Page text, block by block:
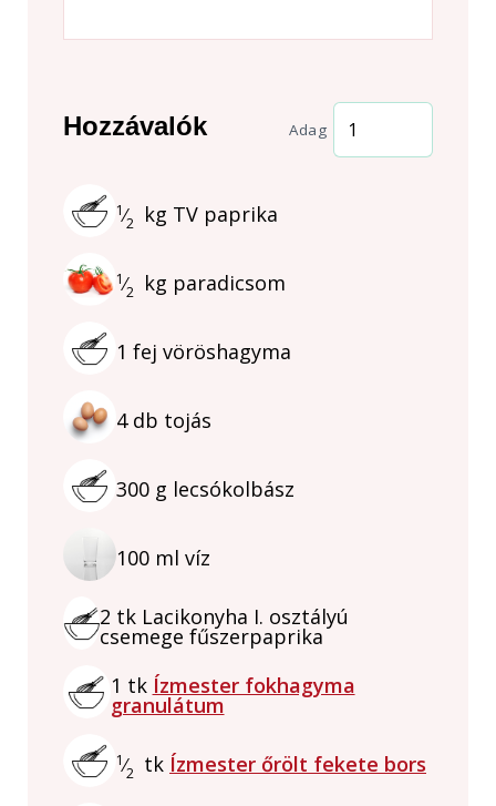
Hozzávalók Adag
1⁄2 kg TV paprika
1⁄2 kg paradicsom
1 fej vöröshagyma
4 db tojás
300 g lecsókolbász
100 ml víz
2 tk Lacikonyha I. osztályú
csemege fűszerpaprika
1 tk Ízmester fokhagyma
granulátum
1⁄2 tk Ízmester őrölt fekete bors